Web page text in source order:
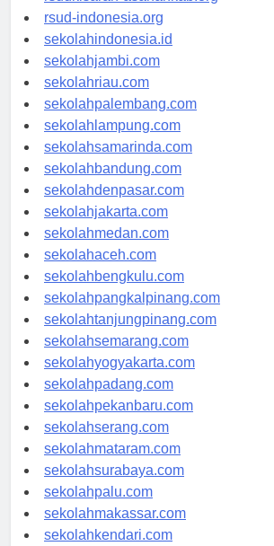
rsudkisaran-asahankab.org
rsud-indonesia.org
sekolahindonesia.id
sekolahjambi.com
sekolahriau.com
sekolahpalembang.com
sekolahlampung.com
sekolahsamarinda.com
sekolahbandung.com
sekolahdenpasar.com
sekolahjakarta.com
sekolahmedan.com
sekolahaceh.com
sekolahbengkulu.com
sekolahpangkalpinang.com
sekolahtanjungpinang.com
sekolahsemarang.com
sekolahyogyakarta.com
sekolahpadang.com
sekolahpekanbaru.com
sekolahserang.com
sekolahmataram.com
sekolahsurabaya.com
sekolahpalu.com
sekolahmakassar.com